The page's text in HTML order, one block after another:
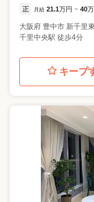
正 月給 21.1万円 ~ 40
大阪府 豊中市 新千里
千里中央駅 徒歩4分
キープ